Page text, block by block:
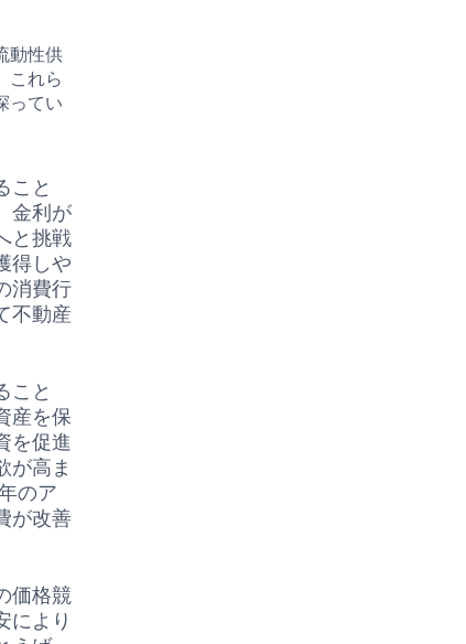
動性供
これら
ってい
こと
金利が
と挑戦
得しや
消費行
不動産
こと
産を保
を促進
が高ま
のア
が改善
価格競
により